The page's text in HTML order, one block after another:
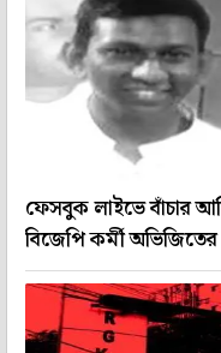
ফেসবুক লাইভে বাঁচার
বিজেপি কর্মী অভিজিতের